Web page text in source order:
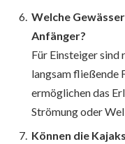
Welche
Anfänger?
Für Einsteiger sind
langsam fließende
ermöglichen das
Strömung oder
Können die